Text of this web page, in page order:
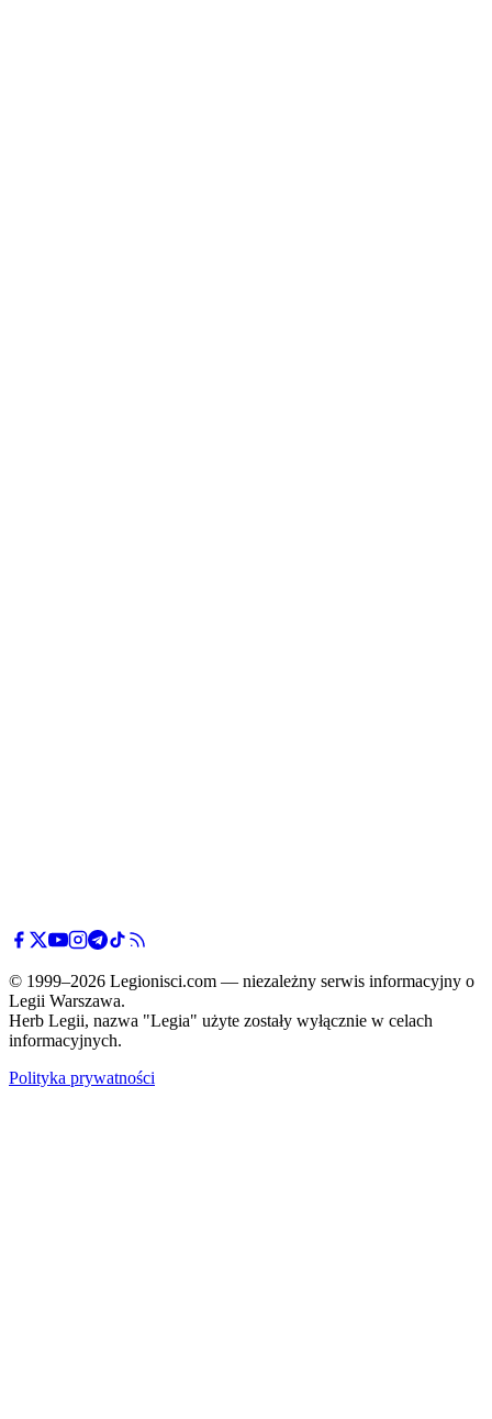
© 1999–2026 Legionisci.com — niezależny serwis informacyjny o
Legii Warszawa.
Herb Legii, nazwa "Legia" użyte zostały wyłącznie w celach
informacyjnych.
Polityka prywatności